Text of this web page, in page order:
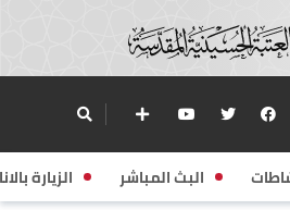
البث المباشر الزيارة